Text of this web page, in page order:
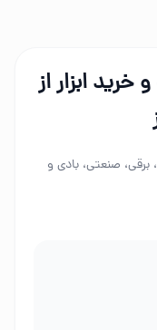
خرید ابزار از
برقی، صنعتی، بادی و